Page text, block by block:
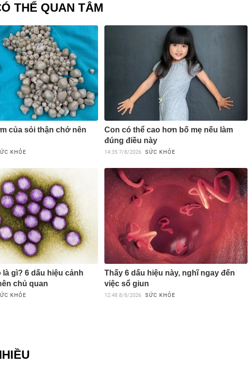
THỂ QUAN TÂM
của sỏi thận chớ nên
KHỎE
Con có thể cao hơn bố mẹ nếu làm
đúng điều này
14:35 7/8/2026 SỨC KHỎE
là gì? 6 dấu hiệu cảnh
chủ quan
KHỎE
Thấy 6 dấu hiệu này, nghĩ ngay đến
việc sổ giun
12:48 8/8/2026 SỨC KHỎE